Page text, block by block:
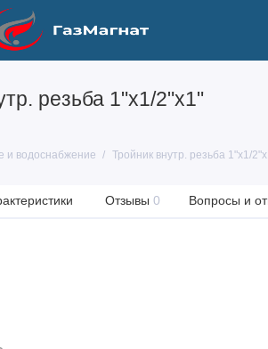
резьба 1"x1/2"x1"
и водоснабжение Тройник внутр. резьба 1"x1/
Отзывы 0 Вопросы и